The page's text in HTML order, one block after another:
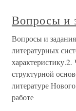
Вопросы и
Вопросы и
литературных
структурной
литературе
работе